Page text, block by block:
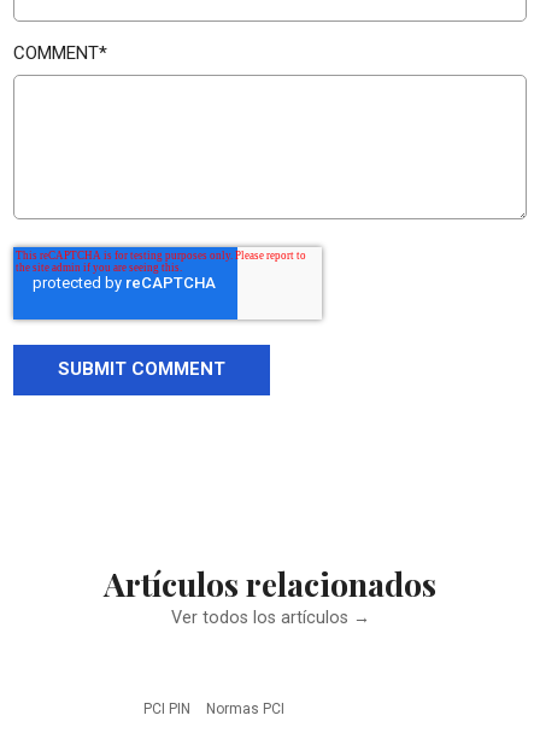
COMMENT*
Artículos relacionados
Ver todos los artículos →
PCI PIN Normas PCI